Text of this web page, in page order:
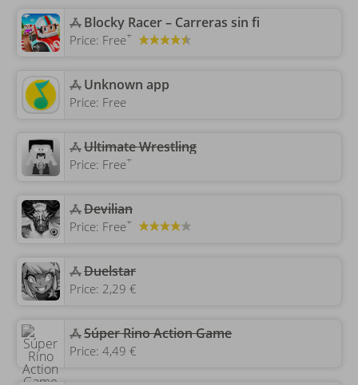
‎Blocky Racer – Carreras sin fi
Price: Free+
Unknown app
Price: Free
‎Ultimate Wrestling
Price: Free+
Devilian
Price: Free+
Duelstar
Price: 2,29 €
‎Súper Rino Action Game
Price: 4,49 €